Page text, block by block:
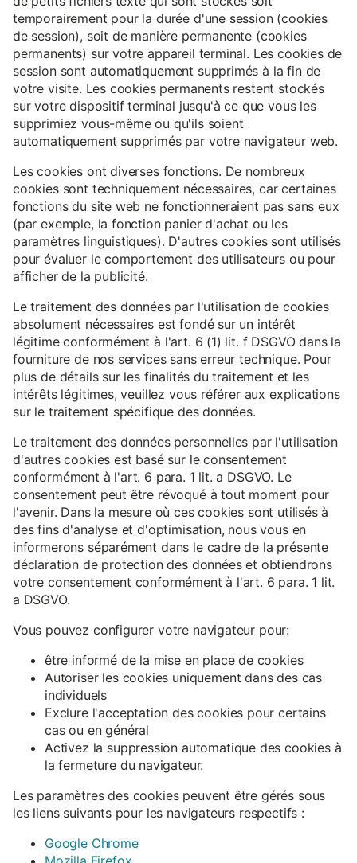
temporairement pour la durée d'une session (cookies
de session), soit de manière permanente (cookies
permanents) sur votre appareil terminal. Les cookies de
session sont automatiquement supprimés à la fin de
votre visite. Les cookies permanents restent stockés
sur votre dispositif terminal jusqu'à ce que vous les
supprimiez vous-même ou qu'ils soient
automatiquement supprimés par votre navigateur web.
Les cookies ont diverses fonctions. De nombreux
cookies sont techniquement nécessaires, car certaines
fonctions du site web ne fonctionneraient pas sans eux
(par exemple, la fonction panier d'achat ou les
paramètres linguistiques). D'autres cookies sont utilisés
pour évaluer le comportement des utilisateurs ou pour
afficher de la publicité.
Le traitement des données par l'utilisation de cookies
absolument nécessaires est fondé sur un intérêt
légitime conformément à l'art. 6 (1) lit. f DSGVO dans la
fourniture de nos services sans erreur technique. Pour
plus de détails sur les finalités du traitement et les
intérêts légitimes, veuillez vous référer aux explications
sur le traitement spécifique des données.
Le traitement des données personnelles par l'utilisation
d'autres cookies est basé sur le consentement
conformément à l'art. 6 para. 1 lit. a DSGVO. Le
consentement peut être révoqué à tout moment pour
l'avenir. Dans la mesure où ces cookies sont utilisés à
des fins d'analyse et d'optimisation, nous vous en
informerons séparément dans le cadre de la présente
déclaration de protection des données et obtiendrons
votre consentement conformément à l'art. 6 para. 1 lit.
a DSGVO.
Vous pouvez configurer votre navigateur pour:
être informé de la mise en place de cookies
Autoriser les cookies uniquement dans des cas
individuels
Exclure l'acceptation des cookies pour certains
cas ou en général
Activez la suppression automatique des cookies à
la fermeture du navigateur.
Les paramètres des cookies peuvent être gérés sous
les liens suivants pour les navigateurs respectifs :
Google Chrome